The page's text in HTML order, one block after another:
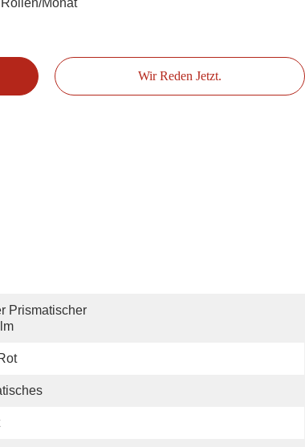
Monat
Wir Reden Jetzt.
Prismatischer